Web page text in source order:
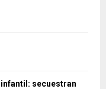
secuestran